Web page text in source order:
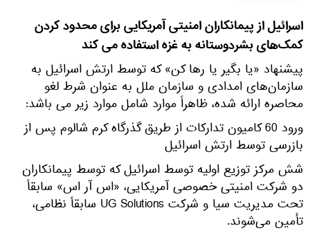
اسرائیل از پیمانکاران امنیتی آمریکایی برای محدود کردن
کمک‌های بشردوستانه به غزه استفاده می کند
پیشنهاد «یا بگیر یا رها کن» که توسط ارتش اسرائیل به
سازمان‌های امدادی و سازمان ملل به عنوان شرط لغو
محاصره ارائه شده، ظاهراً موارد شامل موارد زیر می باشد:
ورود 60 کامیون تدارکات از طریق گذرگاه کرم شالوم پس از
بازرسی توسط ارتش اسرائیل
شش مرکز توزیع اولیه توسط اسرائیل که توسط پیمانکاران
دو شرکت امنیتی خصوصی آمریکایی، «اس آر اس» سابقاً
تحت مدیریت سیا و شرکت UG Solutions سابقاً نظامی،
تأمین می‌شوند.